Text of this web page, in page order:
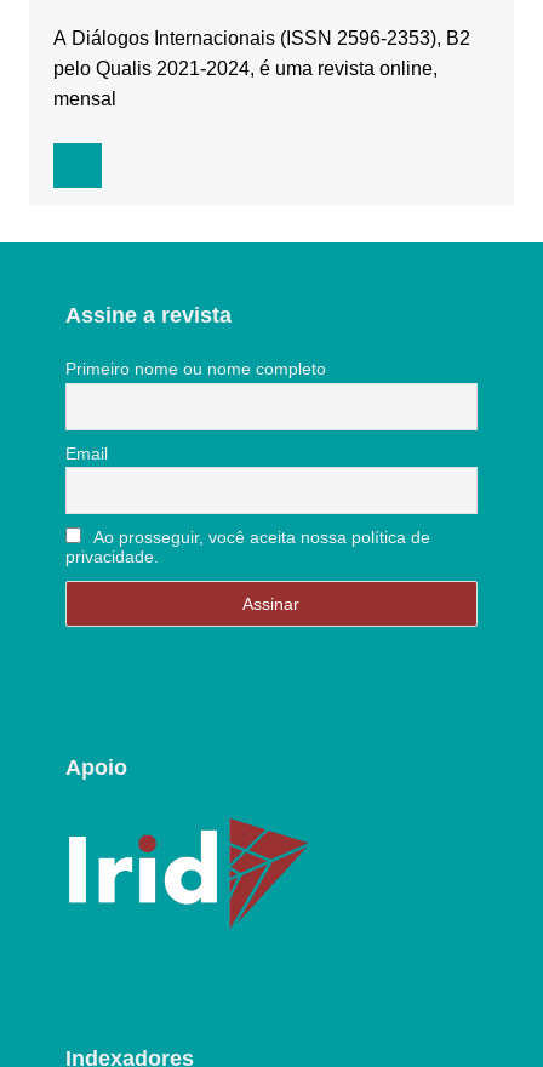
A Diálogos Internacionais (ISSN 2596-2353), B2
pelo Qualis 2021-2024, é uma revista online,
mensal
Assine a revista
Primeiro nome ou nome completo
Email
Ao prosseguir, você aceita nossa política de
privacidade.
Apoio
Indexadores